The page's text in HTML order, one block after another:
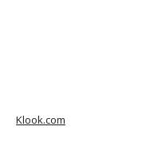
Klook.com